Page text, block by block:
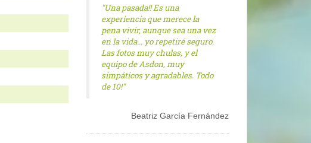
"Una pasada!! Es una
experiencia que merece la
pena vivir, aunque sea una vez
en la vida... yo repetiré seguro.
Las fotos muy chulas, y el
equipo de Asdon, muy
simpáticos y agradables. Todo
de 10!"
Beatriz García Fernández